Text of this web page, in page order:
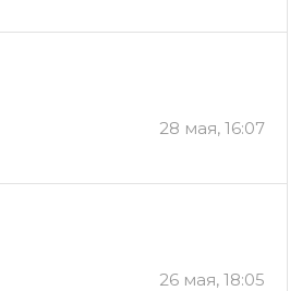
28 мая, 16:07
26 мая, 18:05